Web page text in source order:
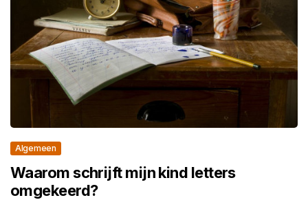
Algemeen
Waarom schrijft mijn kind letters
omgekeerd?